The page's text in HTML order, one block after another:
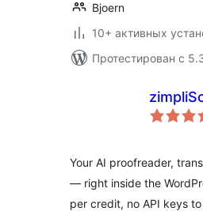
Bjoern
10+ активных
Протестирован с
Your AI proofreader,
— right inside the
per credit, no API keys